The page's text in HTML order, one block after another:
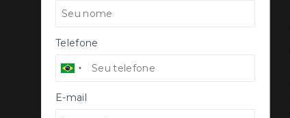
Telefone
E-mail